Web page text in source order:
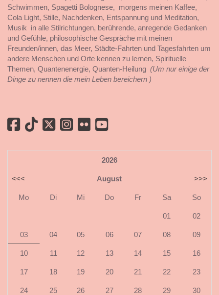
Schwimmen, Spagetti Bolognese, morgens meinen Kaffee,
Cola Light, Stille, Nachdenken, Entspannung und Meditation,
Musik in alle Stilrichtungen, berührende, anregende Gedanken
und Gefühle, philosophische Gespräche mit meinen
Freunden/innen, das Meer, Städte-Fahrten und Tagesfahrten um
andere Menschen und Orte kennen zu lernen, Spirituelle
Themen, Quantenenergie, Quanten-Heilung (Um nur einige der
Dinge zu nennen die mein Leben bereichern )
2026
<<< August >>>
Mo Di Mi Do Fr Sa So
01 02
03 04 05 06 07 08 09
10 11 12 13 14 15 16
17 18 19 20 21 22 23
24 25 26 27 28 29 30